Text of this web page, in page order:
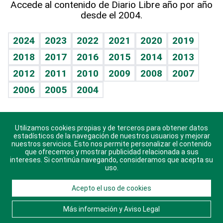
Vida y familia
Eñe
Celebrando la vida
Sin complejos
En pocas palabras
Escuchando al corazón
Economía Personal
TBT Deportivo
Guía del dinero
Horóscopos
Juegos
Accede al contenido de Diario Libre año por año
desde el 2004.
2024 2023 2022 2021 2020
2019
2018
2017 2016 2015 2014
2013
2012
2011 2010 2009 2008
2007
2006
2005 2004
Descarga nuestras aplicaciones para Android, iOS y
sistema Huawei.
© 2021 Diario Libre, todos los derechos reservados.
Consulta elAviso Legal. Ponte en Contacto
nosotros y conoce más sobre Diario Libre
Utilizamos cookies propias y de terceros para obtener datos
estadísticos de la navegación de nuestros usuarios y mejorar
nuestros servicios. Esto nos permite personalizar el contenido
que ofrecemos y mostrar publicidad relacionada a sus
intereses. Si continúa navegando, consideramos que acepta su
uso.
Acepto el uso de cookies
Más información y Aviso Legal